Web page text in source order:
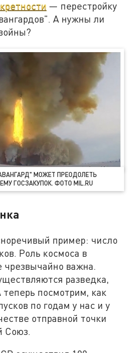
— перестройку
А нужны ли
МОЖЕТ ПРЕОДОЛЕТЬ
ГОСЗАКУПОК. ФОТО MIL.RU
пример: число
Роль космоса в
важна.
разведка,
теперь посмотрим, как
по годам у нас и у
отправной точки
Союз.